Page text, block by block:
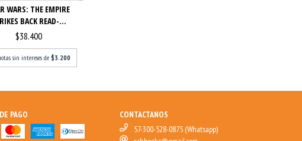
WARS: THE EMPIRE
BACK READ-...
$38.400
sin intereses de$3.200
PAGO
CONTACTANOS
57-300-528-0875 (Whatsapp)